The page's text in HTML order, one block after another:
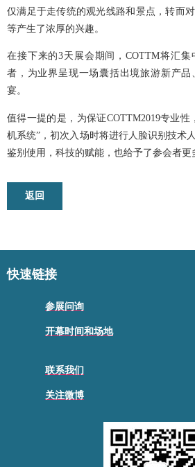
仅满足于走传统的观光线路和景点，转而
等产生了浓厚的兴趣。
在接下来的3天展会期间，COTTM将汇
者，为业界呈现一场囊括出境旅游新产
宴。
值得一提的是，为保证COTTM2019专业性
机系统”，初次入场时将进行人脸识别技术
鉴别使用，科技的赋能，也给予了参会者更
返回
快速链接
参展问询
开幕时间和场地
联系我们
关注微博